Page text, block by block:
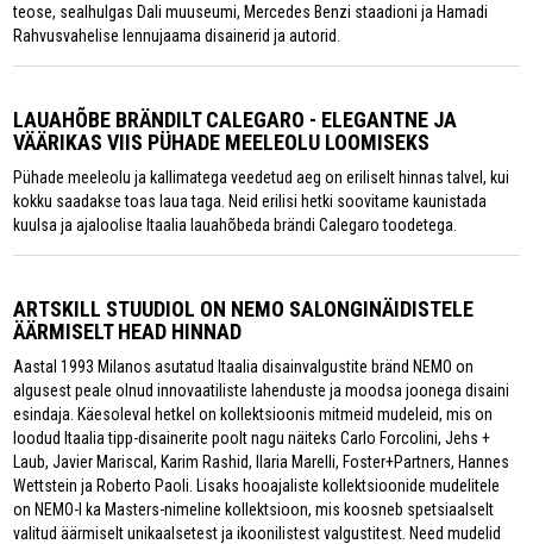
teose, sealhulgas Dali muuseumi, Mercedes Benzi staadioni ja Hamadi
Rahvusvahelise lennujaama disainerid ja autorid.
LAUAHÕBE BRÄNDILT CALEGARO - ELEGANTNE JA
VÄÄRIKAS VIIS PÜHADE MEELEOLU LOOMISEKS
Pühade meeleolu ja kallimatega veedetud aeg on eriliselt hinnas talvel, kui
kokku saadakse toas laua taga. Neid erilisi hetki soovitame kaunistada
kuulsa ja ajaloolise Itaalia lauahõbeda brändi Calegaro toodetega.
ARTSKILL STUUDIOL ON NEMO SALONGINÄIDISTELE
ÄÄRMISELT HEAD HINNAD
Aastal 1993 Milanos asutatud Itaalia disainvalgustite bränd NEMO on
algusest peale olnud innovaatiliste lahenduste ja moodsa joonega disaini
esindaja. Käesoleval hetkel on kollektsioonis mitmeid mudeleid, mis on
loodud Itaalia tipp-disainerite poolt nagu näiteks Carlo Forcolini, Jehs +
Laub, Javier Mariscal, Karim Rashid, Ilaria Marelli, Foster+Partners, Hannes
Wettstein ja Roberto Paoli. Lisaks hooajaliste kollektsioonide mudelitele
on NEMO-l ka Masters-nimeline kollektsioon, mis koosneb spetsiaalselt
valitud äärmiselt unikaalsetest ja ikoonilistest valgustitest. Need mudelid